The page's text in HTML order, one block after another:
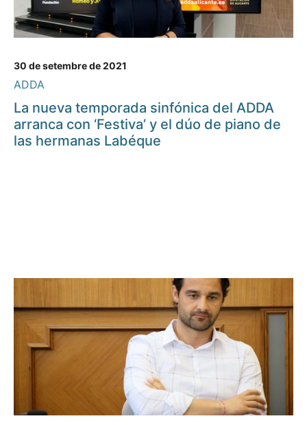
30 de setembre de 2021
ADDA
La nueva temporada sinfónica del ADDA
arranca con ‘Festiva’ y el dúo de piano de
las hermanas Labéque